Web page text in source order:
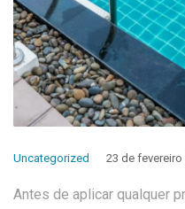
Uncategorized 23 de fevereiro
Antes de aplicar qualquer